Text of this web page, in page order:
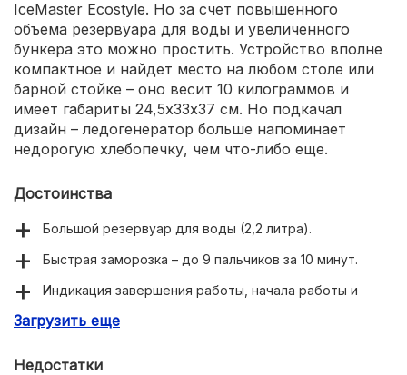
IceMaster Ecostyle. Но за счет повышенного
объема резервуара для воды и увеличенного
бункера это можно простить. Устройство вполне
компактное и найдет место на любом столе или
барной стойке – оно весит 10 килограммов и
имеет габариты 24,5х33х37 см. Но подкачал
дизайн – ледогенератор больше напоминает
недорогую хлебопечку, чем что-либо еще.
Достоинства
Большой резервуар для воды (2,2 литра).
Быстрая заморозка – до 9 пальчиков за 10 минут.
Индикация завершения работы, начала работы и
Загрузить еще
Недостатки